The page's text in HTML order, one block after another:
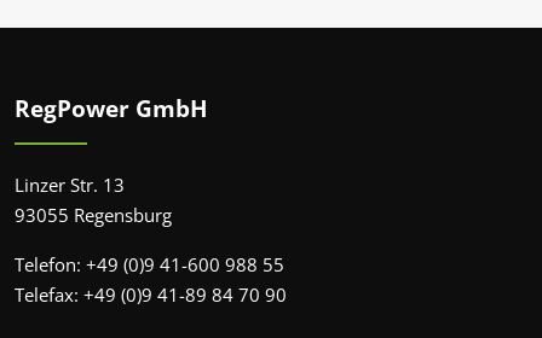
RegPower GmbH
Linzer Str. 13
93055 Regensburg
Telefon: +49 (0)9 41-600 988 55
Telefax: +49 (0)9 41-89 84 70 90